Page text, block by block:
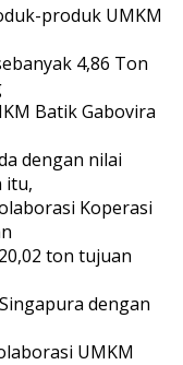
produk UMKM
4,86 Ton
Batik Gabovira
dengan nilai
itu,
Koperasi
ton tujuan
dengan
UMKM